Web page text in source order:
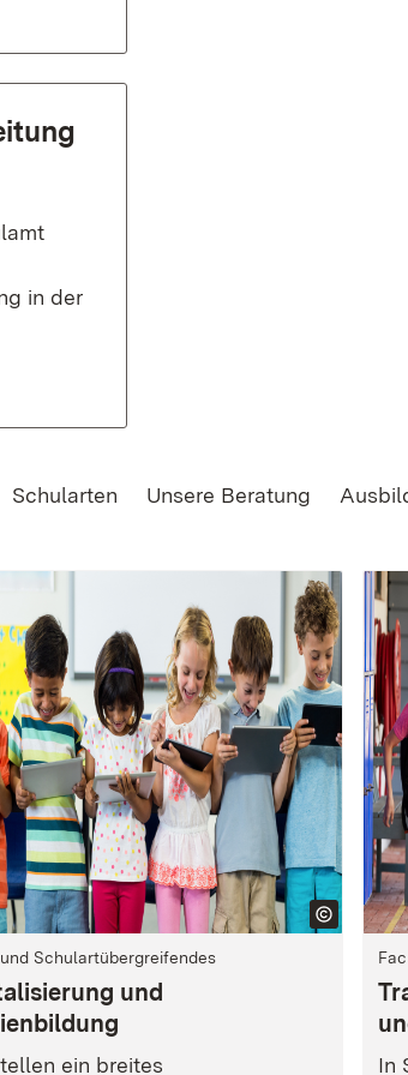
in der
Schularten Unsere Beratung
Schulartübergreifendes
und
ein breites In